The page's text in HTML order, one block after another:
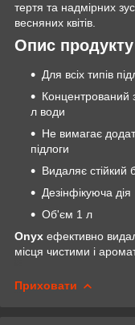
тертя та надмірних
весняних квітів.
Опис продукту
Для всіх типів
Концентрований
л води
Не вимагає
підлоги
Видаляє стійкий
Дезінфікуюча дія
Об'єм 1 л
Onyx ефективно
місця чистими і
Приховати